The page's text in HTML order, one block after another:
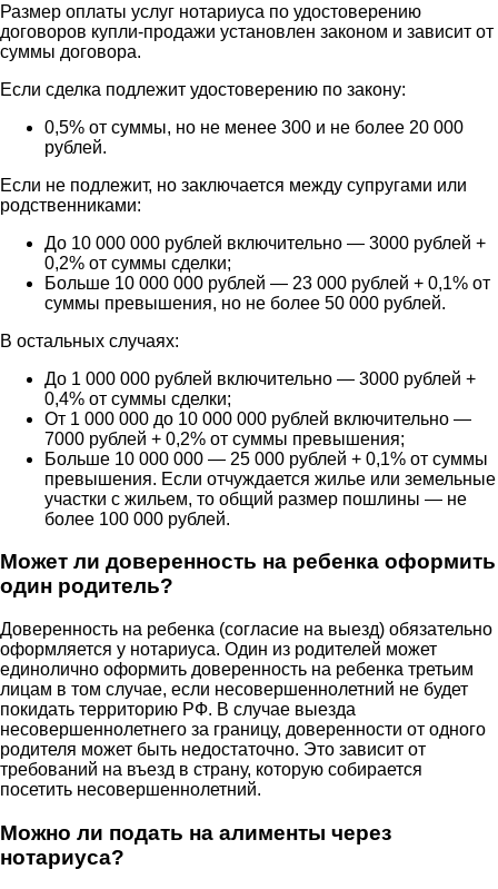
Размер оплаты услуг нотариуса по удостоверению
договоров купли-продажи установлен законом и зависит от
суммы договора.
Если сделка подлежит удостоверению по закону:
0,5% от суммы, но не менее 300 и не более 20 000
рублей.
Если не подлежит, но заключается между супругами или
родственниками:
До 10 000 000 рублей включительно — 3000 рублей +
0,2% от суммы сделки;
Больше 10 000 000 рублей — 23 000 рублей + 0,1% от
суммы превышения, но не более 50 000 рублей.
В остальных случаях:
До 1 000 000 рублей включительно — 3000 рублей +
0,4% от суммы сделки;
От 1 000 000 до 10 000 000 рублей включительно —
7000 рублей + 0,2% от суммы превышения;
Больше 10 000 000 — 25 000 рублей + 0,1% от суммы
превышения. Если отчуждается жилье или земельные
участки с жильем, то общий размер пошлины — не
более 100 000 рублей.
Может ли доверенность на ребенка оформить
один родитель?
Доверенность на ребенка (согласие на выезд) обязательно
оформляется у нотариуса. Один из родителей может
единолично оформить доверенность на ребенка третьим
лицам в том случае, если несовершеннолетний не будет
покидать территорию РФ. В случае выезда
несовершеннолетнего за границу, доверенности от одного
родителя может быть недостаточно. Это зависит от
требований на въезд в страну, которую собирается
посетить несовершеннолетний.
Можно ли подать на алименты через
нотариуса?